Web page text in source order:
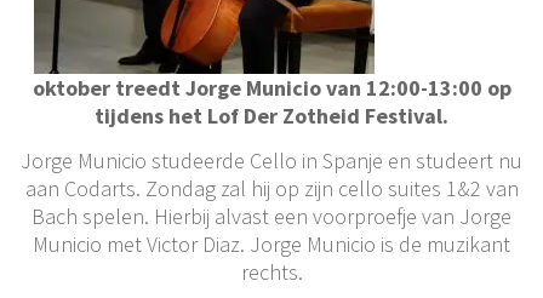
oktober treedt Jorge Municio van 12:00-13:00 op
tijdens het Lof Der Zotheid Festival.
Jorge Municio studeerde Cello in Spanje en studeert nu
aan Codarts. Zondag zal hij op zijn cello suites 1&2 van
Bach spelen. Hierbij alvast een voorproefje van Jorge
Municio met Victor Diaz. Jorge Municio is de muzikant
rechts.